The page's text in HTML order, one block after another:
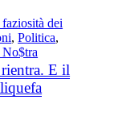
dei
,Politica,
E il